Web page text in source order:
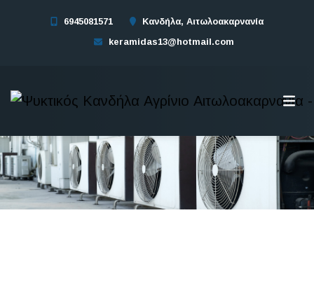
6945081571
Κανδήλα, Αιτωλοακαρνανία
keramidas13@hotmail.com